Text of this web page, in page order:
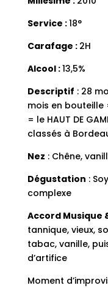
Service :18°
Carafage : 2H
Alcool :13,5%
Descriptif : 28
mois en bouteille
= le HAUT DE
classés à
Nez : Chêne,
Dégustation :
complexe
Accord Musique
tannique, vieux,
tabac, vanille,
d’artifice
Moment